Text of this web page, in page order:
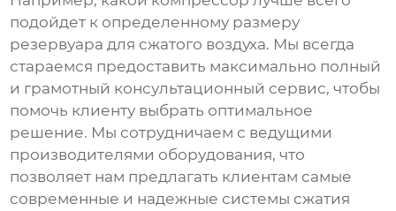
подойдет к определенному размеру
резервуара для сжатого воздуха. Мы всегда
стараемся предоставить максимально полный
и грамотный консультационный сервис, чтобы
помочь клиенту выбрать оптимальное
решение. Мы сотрудничаем с ведущими
производителями оборудования, что
позволяет нам предлагать клиентам самые
современные и надежные системы сжатия